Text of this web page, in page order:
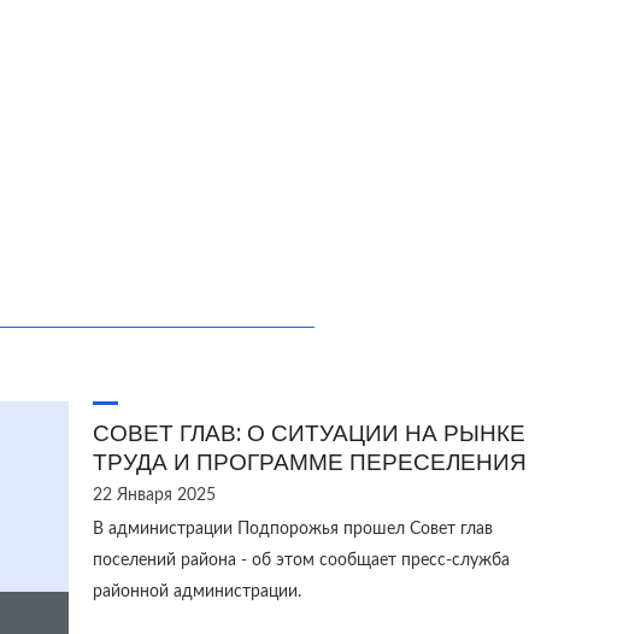
СОВЕТ ГЛАВ: О СИТУАЦИИ НА РЫНКЕ
ТРУДА И ПРОГРАММЕ ПЕРЕСЕЛЕНИЯ
22 Января 2025
В администрации Подпорожья прошел Совет глав
поселений района - об этом сообщает пресс-служба
районной администрации.